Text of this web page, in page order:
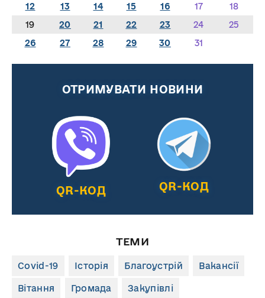
12
13 14 15 16 17
18
19
20 21 22 23 24
25
26
27 28 29 30 31
ОТРИМУВАТИ НОВИНИ
QR-КОД QR-КОД
ТЕМИ
Covid-19 Історія Благоустрій Вакансії
Вітання Громада Закупівлі